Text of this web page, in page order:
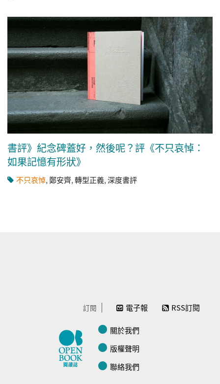
書評》紀念碑蓋好，然後呢？評《不只哀悼：
如果記憶有形狀》
不只哀悼,鄭安齊,轉型正義,深度書評
訂閱 電子報 RSS訂閱
關於我們
版權聲明
聯絡我們